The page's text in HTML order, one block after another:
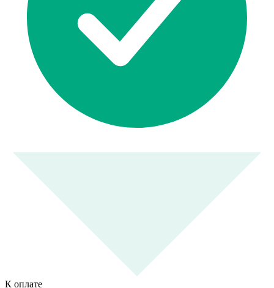
К оплате